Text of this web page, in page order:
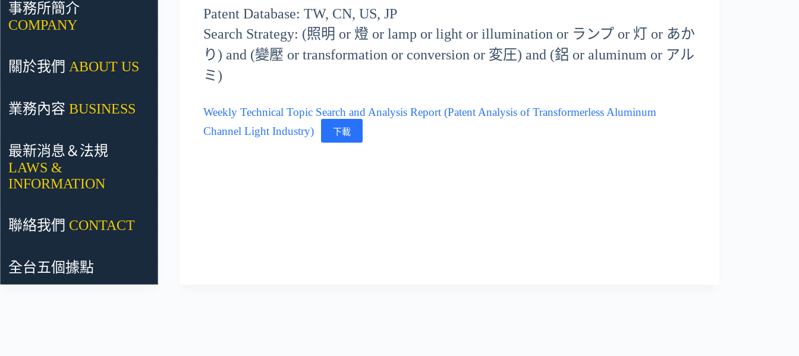
Patent Database: TW, CN, US, JP
Search Strategy: (照明 or 燈 or lamp or light or illumination or ランプ or 灯 or あか
り) and (變壓 or transformation or conversion or 変圧) and (鋁 or aluminum or アル
ミ)
Weekly Technical Topic Search and Analysis Report (Patent Analysis of Transformerless Aluminum
Channel Light Industry)
下載
事務所簡介
COMPANY
關於我們 ABOUT US
業務內容 BUSINESS
最新消息＆法規
LAWS &
INFORMATION
聯絡我們 CONTACT
全台五個據點